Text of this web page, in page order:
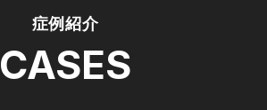
症例紹介
CASES